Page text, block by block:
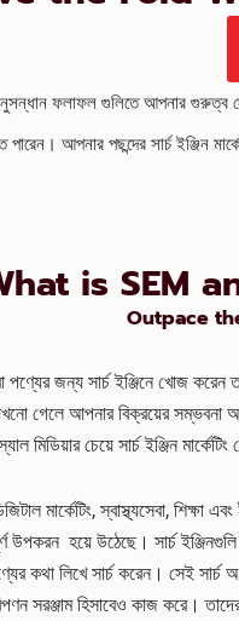
অনুসন্ধান ফলাফল গুলিতে আপনার
পারেন। আপনার পছন্দের সার্চ ইঞ্জিন
is SEM
Outpace
পণ্যের জন্য সার্চ ইঞ্জিনে খোজ
গেলে আপনার বিক্রয়ের
মিডিয়ার চেয়ে সার্চ ইঞ্জিন
মার্কেটিং, স্বাস্থ্যসেবা, শিক্ষা
উপকরন হয়ে উঠেছে। সার্চ
কথা লিখে সার্চ করেন। সেই সার্চ
সরঞ্জাম হিসাবেও কাজ করে।